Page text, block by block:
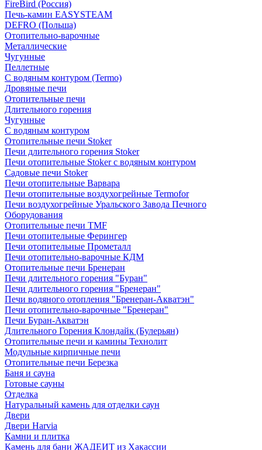
FireBird (Россия)
Печь-камин EASYSTEAM
DEFRO (Польша)
Отопительно-варочные
Металлические
Чугунные
Пеллетные
С водяным контуром (Termo)
Дровяные печи
Отопительные печи
Длительного горения
Чугунные
C водяным контуром
Отопительные печи Stoker
Печи длительного горения Stoker
Печи отопительные Stoker с водяным контуром
Садовые печи Stoker
Печи отопительные Варвара
Печи отопительные воздухогрейные Termofor
Печи воздухогрейные Уральского Завода Печного
Оборудования
Отопительные печи TMF
Печи отопительные Ферингер
Печи отопительные Прометалл
Печи отопительно-варочные КДМ
Отопительные печи Бренеран
Печи длительного горения "Буран"
Печи длительного горения "Бренеран"
Печи водяного отопления "Бренеран-Акватэн"
Печи отопительно-варочные "Бренеран"
Печи Буран-Акватэн
Длительного Горения Клондайк (Булерьян)
Отопительные печи и камины Технолит
Модульные кирпичные печи
Отопительные печи Березка
Баня и сауна
Готовые сауны
Отделка
Натуральный камень для отделки саун
Двери
Двери Harvia
Камни и плитка
Камень для бани ЖАДЕИТ из Хакассии